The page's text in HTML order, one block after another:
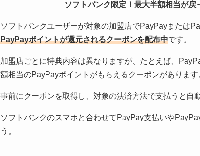
ソフトバンク限定！最大半額相当が戻
ソフトバンクユーザーが対象の加盟店でPayPayまたは
PayPayポイントが還元されるクーポンを配布中です。
加盟店ごとに特典内容は異なりますが、たとえば、
額相当のPayPayポイントがもらえるクーポンがあります
事前にクーポンを取得し、対象の決済方法で支払うと自
ソフトバンクのスマホと合わせてPayPay支払いや
う。